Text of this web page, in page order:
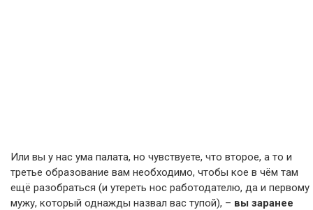
Или вы у нас ума палата, но чувствуете, что второе, а то и
третье образование вам необходимо, чтобы кое в чём там
ещё разобраться (и утереть нос работодателю, да и первому
мужу, который однажды назвал вас тупой), – вы заранее